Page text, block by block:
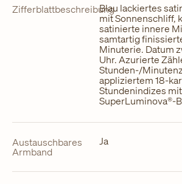
ZifferblattbeschreibungBlau lackiertes
mit Sonnenschliff,
satinierte innere
samtartig
Minuterie. Datum
Uhr. Azurierte
Stunden-/
appliziertem 18-
Stundenindizes
SuperLuminova®-
Austauschbares
Armband
Ja